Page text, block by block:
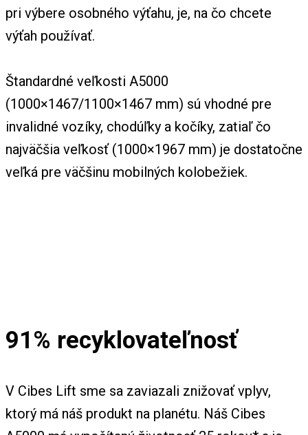
pri výbere osobného výťahu, je, na čo chcete
výťah používať.
Štandardné veľkosti A5000
(1000×1467/1100×1467 mm) sú vhodné pre
invalidné vozíky, chodúľky a kočíky, zatiaľ čo
najväčšia veľkosť (1000×1967 mm) je dostatočne
veľká pre väčšinu mobilných kolobežiek.
91% recyklovateľnosť
V Cibes Lift sme sa zaviazali znižovať vplyv,
ktorý má náš produkt na planétu. Náš Cibes